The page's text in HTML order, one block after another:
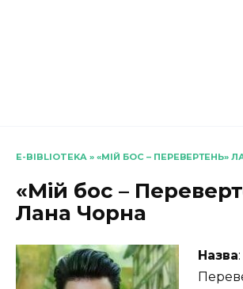
E-BIBLIOTEKA » «МІЙ БОС – ПЕРЕВЕРТЕНЬ»
«Мій бос –
Лана Чорна
Назва